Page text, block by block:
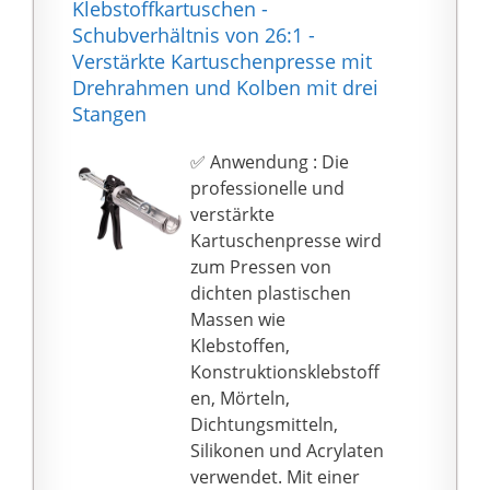
Hebelübersetzung |
Geringes Eigengewicht
erleichtert das Arbeiten
in Höhen
Klemmschutz sorgt für
die nötige Sicherheit
beim Arbeiten | Körper
aus Aluminium &
Abzugshebel aus Stahl
PRODUKT-DETAILS:
Form: geschlossen |
Volumen (max.): 310 ml
| Gewicht: 500 g |
Klemmschutz: 15 mm |
Material Korpus:
Aluminium | Material
Abzugshebel: Stahl
Klebstoffkartuschen -
Schubverhältnis von 26:1 -
Verstärkte Kartuschenpresse mit
Drehrahmen und Kolben mit drei
Stangen
✅ Anwendung : Die
professionelle und
verstärkte
Kartuschenpresse wird
zum Pressen von
dichten plastischen
Massen wie
Klebstoffen,
Konstruktionsklebstoff
en, Mörteln,
Dichtungsmitteln,
Silikonen und Acrylaten
verwendet. Mit einer